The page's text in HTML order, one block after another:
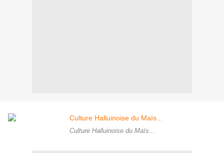
Culture Halluinoise du Maïs...